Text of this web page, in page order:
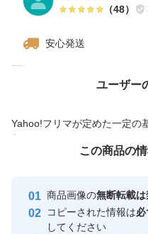
（48）
安心発送
ユーザー
Yahoo!フリマが定めた一定の
付与しています
安心取引出品者
取引実績
価格の相談
この商品の
商品画像の無断転載は
コピーされた情報は
してください
この商品をみている人に